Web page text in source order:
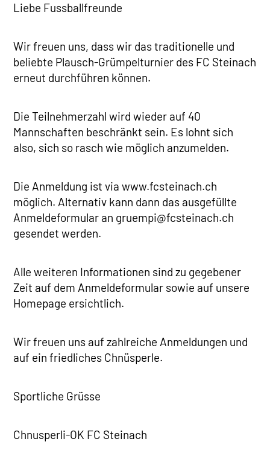
Liebe Fussballfreunde
Wir freuen uns, dass wir das traditionelle und
beliebte Plausch-Grümpelturnier des FC Steinach
erneut durchführen können.
Die Teilnehmerzahl wird wieder auf 40
Mannschaften beschränkt sein. Es lohnt sich
also, sich so rasch wie möglich anzumelden.
Die Anmeldung ist via www.fcsteinach.ch
möglich. Alternativ kann dann das ausgefüllte
Anmeldeformular an gruempi@fcsteinach.ch
gesendet werden.
Alle weiteren Informationen sind zu gegebener
Zeit auf dem Anmeldeformular sowie auf unsere
Homepage ersichtlich.
Wir freuen uns auf zahlreiche Anmeldungen und
auf ein friedliches Chnüsperle.
Sportliche Grüsse
Chnusperli-OK FC Steinach